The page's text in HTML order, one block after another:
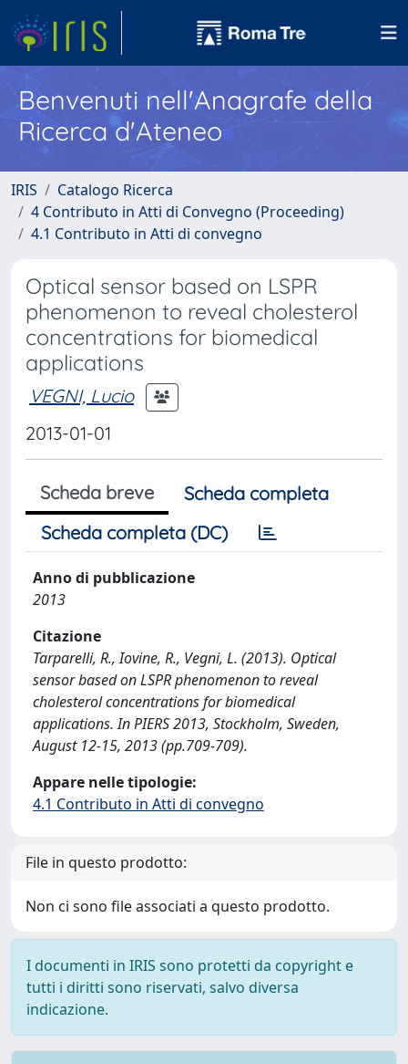
Benvenuti nell'Anagrafe della
Ricerca d'Ateneo
IRIS
Catalogo Ricerca
4 Contributo in Atti di Convegno (Proceeding)
4.1 Contributo in Atti di convegno
Optical sensor based on LSPR
phenomenon to reveal cholesterol
concentrations for biomedical
applications
VEGNI, Lucio
2013-01-01
Scheda breve
Scheda completa
Scheda completa (DC)
Anno di pubblicazione
2013
Citazione
Tarparelli, R., Iovine, R., Vegni, L. (2013). Optical
sensor based on LSPR phenomenon to reveal
cholesterol concentrations for biomedical
applications. In PIERS 2013, Stockholm, Sweden,
August 12-15, 2013 (pp.709-709).
Appare nelle tipologie:
4.1 Contributo in Atti di convegno
File in questo prodotto:
Non ci sono file associati a questo prodotto.
I documenti in IRIS sono protetti da copyright e
tutti i diritti sono riservati, salvo diversa
indicazione.